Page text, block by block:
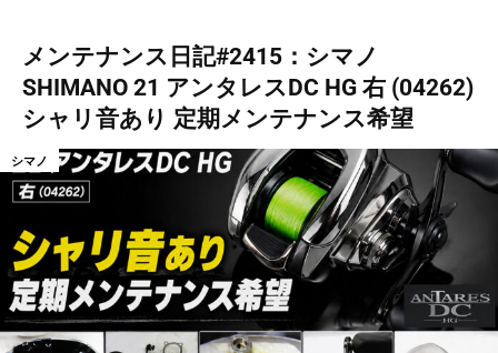
メンテナンス日記#2415：シマノ
SHIMANO 21 アンタレスDC HG 右 (04262)
シャリ音あり 定期メンテナンス希望
シマノ